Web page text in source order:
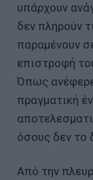
υπάρχουν
δεν πληρούν
παραμένουν
επιστροφή
Όπως
πραγματική
όσους δεν το
Από την